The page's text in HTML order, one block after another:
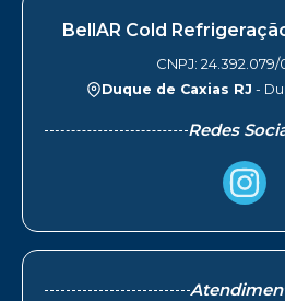
BellAR Cold
CNPJ: 24.392.079/
Duque de Caxias RJ -
Redes